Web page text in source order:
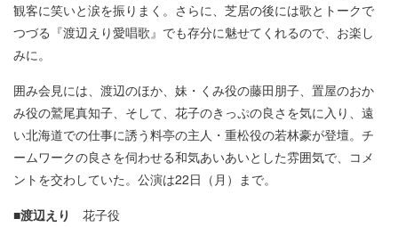
観客に笑いと涙を振りまく。さらに、芝居の後には歌とトークで
つづる『渡辺えり愛唱歌』でも存分に魅せてくれるので、お楽し
みに。
囲み会見には、渡辺のほか、妹・くみ役の藤田朋子、置屋のおか
み役の鷲尾真知子、そして、花子のきっぷの良さを気に入り、遠
い北海道での仕事に誘う料亭の主人・重松役の若林豪が登壇。チ
ームワークの良さを伺わせる和気あいあいとした雰囲気で、コメ
ントを交わしていた。公演は22日（月）まで。
■渡辺えり
花子役